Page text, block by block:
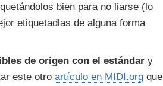
bien para no liarse (lo
etiquetadlas de alguna forma
de origen con el estándar y
este otro artículo en MIDI.org que